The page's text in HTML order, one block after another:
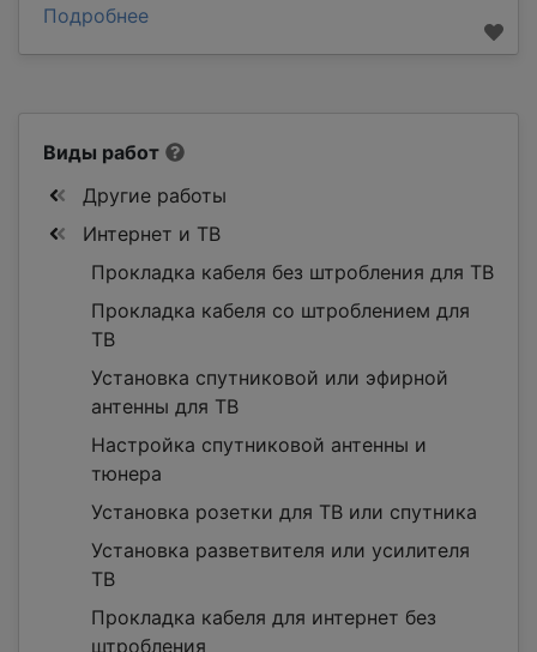
Подробнее
Виды работ
Другие работы
Интернет и ТВ
Прокладка кабеля без штробления для ТВ
Прокладка кабеля со штроблением для
ТВ
Установка спутниковой или эфирной
антенны для ТВ
Настройка спутниковой антенны и
тюнера
Установка розетки для ТВ или спутника
Установка разветвителя или усилителя
ТВ
Прокладка кабеля для интернет без
штробления